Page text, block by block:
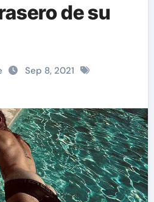
de su
Sep 8, 2021